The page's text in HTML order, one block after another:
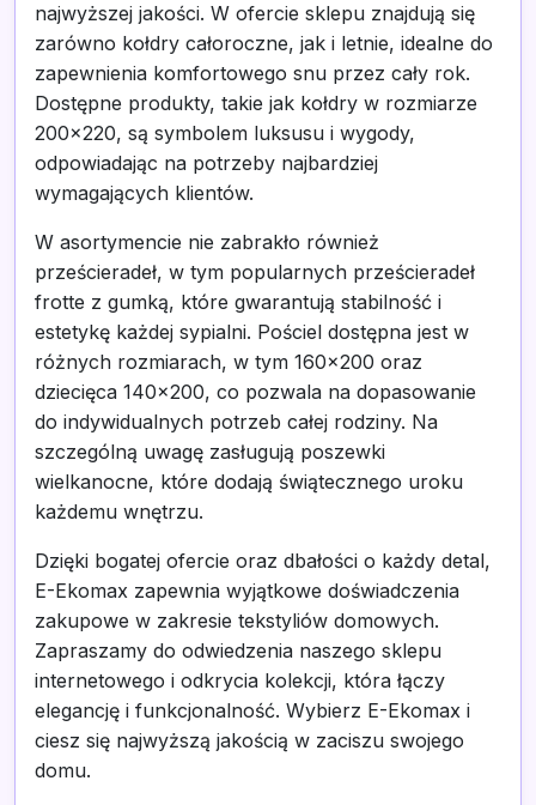
najwyższej jakości. W ofercie sklepu znajdują się
zarówno kołdry całoroczne, jak i letnie, idealne do
zapewnienia komfortowego snu przez cały rok.
Dostępne produkty, takie jak kołdry w rozmiarze
200x220, są symbolem luksusu i wygody,
odpowiadając na potrzeby najbardziej
wymagających klientów.
W asortymencie nie zabrakło również
prześcieradeł, w tym popularnych prześcieradeł
frotte z gumką, które gwarantują stabilność i
estetykę każdej sypialni. Pościel dostępna jest w
różnych rozmiarach, w tym 160x200 oraz
dziecięca 140x200, co pozwala na dopasowanie
do indywidualnych potrzeb całej rodziny. Na
szczególną uwagę zasługują poszewki
wielkanocne, które dodają świątecznego uroku
każdemu wnętrzu.
Dzięki bogatej ofercie oraz dbałości o każdy detal,
E-Ekomax zapewnia wyjątkowe doświadczenia
zakupowe w zakresie tekstyliów domowych.
Zapraszamy do odwiedzenia naszego sklepu
internetowego i odkrycia kolekcji, która łączy
elegancję i funkcjonalność. Wybierz E-Ekomax i
ciesz się najwyższą jakością w zaciszu swojego
domu.